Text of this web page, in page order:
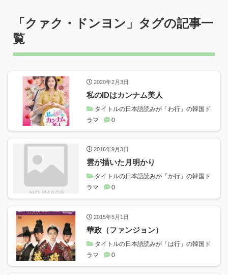
「クァク・ドンヨン 」タグの記事一
覧
2020年2月3日
私のIDはカンナム美人
タイトルの日本語読みが「わ行」の韓国ド
ラマ
0
2016年9月3日
雲が描いた月明かり
タイトルの日本語読みが「か行」の韓国ド
ラマ
0
2015年5月1日
華政（ファンジョン）
タイトルの日本語読みが「は行」の韓国ド
ラマ
0